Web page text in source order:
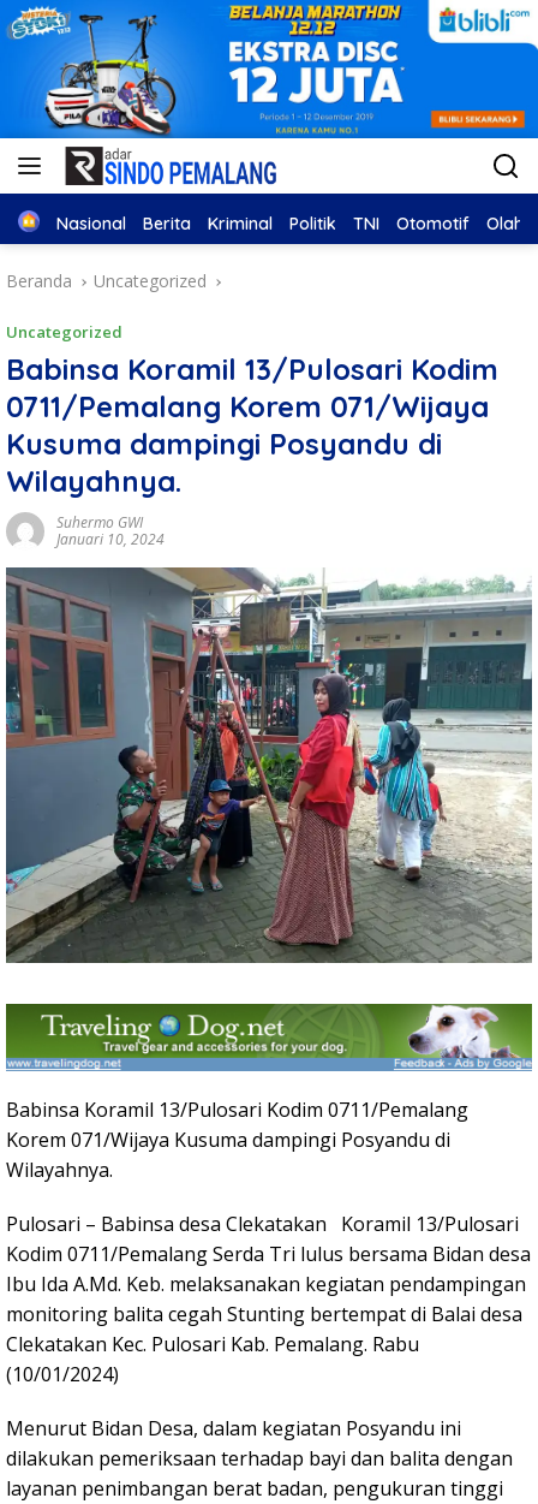
Home
Nasional Berita Kriminal Politik TNI Otomotif
Beranda Uncategorized
Uncategorized
Babinsa Koramil 13/Pulosari Kodim
0711/Pemalang Korem 071/Wijaya
Kusuma dampingi Posyandu di
Wilayahnya.
Suhermo GWI
Januari 10, 2024
Babinsa Koramil 13/Pulosari Kodim 0711/Pemalang
Korem 071/Wijaya Kusuma dampingi Posyandu di
Wilayahnya.
Pulosari – Babinsa desa Clekatakan Koramil 13/Pulosari
Kodim 0711/Pemalang Serda Tri lulus bersama Bidan desa
Ibu Ida A.Md. Keb. melaksanakan kegiatan pendampingan
monitoring balita cegah Stunting bertempat di Balai desa
Clekatakan Kec. Pulosari Kab. Pemalang. Rabu
(10/01/2024)
Menurut Bidan Desa, dalam kegiatan Posyandu ini
dilakukan pemeriksaan terhadap bayi dan balita dengan
layanan penimbangan berat badan, pengukuran tinggi